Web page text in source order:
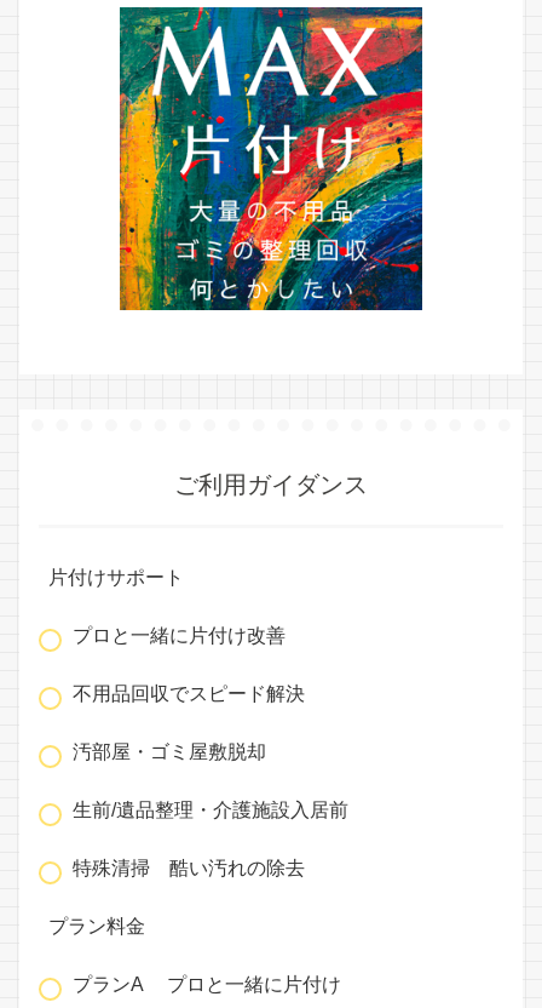
ご利用ガイダンス
片付けサポート
プロと一緒に片付け改善
不用品回収でスピード解決
汚部屋・ゴミ屋敷脱却
生前/遺品整理・介護施設入居前
特殊清掃 酷い汚れの除去
プラン料金
プランA プロと一緒に片付け